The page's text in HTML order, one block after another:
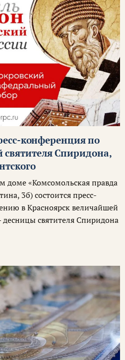
конференция по
Спиридона,
доме «Комсомольская правда
3б) состоится пресс-
в Красноярск величайшей
святителя Спиридона